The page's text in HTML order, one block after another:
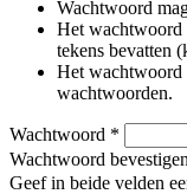
Wachtwoord
Het wachtwoord
tekens bevatten
Het wachtwoord
wachtwoorden.
Wachtwoord *
Wachtwoord bevestigen
Geef in beide velden